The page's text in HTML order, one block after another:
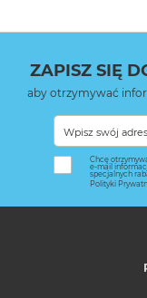
ZAPISZ SIĘ
aby otrzymywać
Chcę
e-mail
specjalnych
Polityki